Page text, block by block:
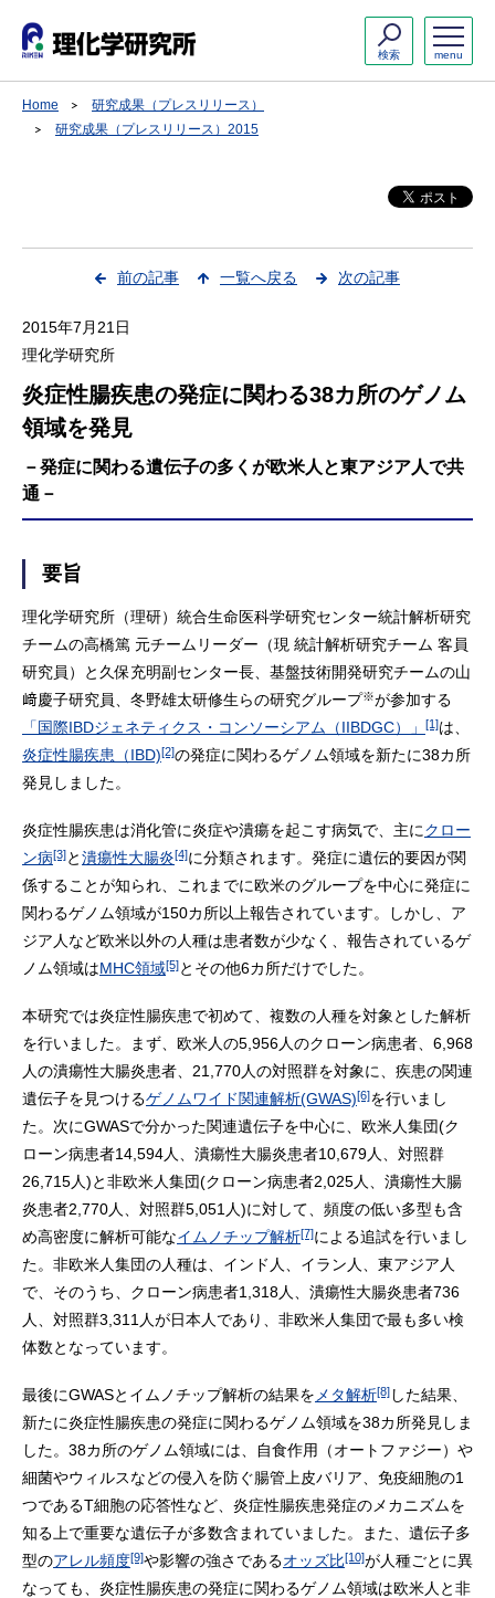
menu
検索
Home
研究成果（プレスリリース）
研究成果（プレスリリース）2015
前の記事 一覧へ戻る 次の記事
2015年7月21日
理化学研究所
炎症性腸疾患の発症に関わる38カ所のゲノム
領域を発見
－発症に関わる遺伝子の多くが欧米人と東アジア人で共
通－
要旨
理化学研究所（理研）統合生命医科学研究センター統計解析研究
チームの高橋篤 元チームリーダー（現 統計解析研究チーム 客員
研究員）と久保充明副センター長、基盤技術開発研究チームの山
﨑慶子研究員、冬野雄太研修生らの研究グループ※が参加する
「国際IBDジェネティクス・コンソーシアム（IIBDGC）」
[1]は、
炎症性腸疾患（IBD)[2]の発症に関わるゲノム領域を新たに38カ所
発見しました。
炎症性腸疾患は消化管に炎症や潰瘍を起こす病気で、主にクロー
ン病[3]と潰瘍性大腸炎[4]に分類されます。発症に遺伝的要因が関
係することが知られ、これまでに欧米のグループを中心に発症に
関わるゲノム領域が150カ所以上報告されています。しかし、ア
ジア人など欧米以外の人種は患者数が少なく、報告されているゲ
ノム領域はMHC領域[5]とその他6カ所だけでした。
本研究では炎症性腸疾患で初めて、複数の人種を対象とした解析
を行いました。まず、欧米人の5,956人のクローン病患者、6,968
人の潰瘍性大腸炎患者、21,770人の対照群を対象に、疾患の関連
遺伝子を見つけるゲノムワイド関連解析(GWAS)[6]を行いまし
た。次にGWASで分かった関連遺伝子を中心に、欧米人集団(ク
ローン病患者14,594人、潰瘍性大腸炎患者10,679人、対照群
26,715人)と非欧米人集団(クローン病患者2,025人、潰瘍性大腸
炎患者2,770人、対照群5,051人)に対して、頻度の低い多型も含
め高密度に解析可能なイムノチップ解析[7]による追試を行いまし
た。非欧米人集団の人種は、インド人、イラン人、東アジア人
で、そのうち、クローン病患者1,318人、潰瘍性大腸炎患者736
人、対照群3,311人が日本人であり、非欧米人集団で最も多い検
体数となっています。
最後にGWASとイムノチップ解析の結果を メタ解析[8] した結果、
新たに炎症性腸疾患の発症に関わるゲノム領域を38カ所発見しま
した。38カ所のゲノム領域には、自食作用（オートファジー）や
細菌やウィルスなどの侵入を防ぐ腸管上皮バリア、免疫細胞の1
つであるT細胞の応答性など、炎症性腸疾患発症のメカニズムを
知る上で重要な遺伝子が多数含まれていました。また、遺伝子多
型のアレル頻度[9]や影響の強さであるオッズ比[10]が人種ごとに異
なっても、炎症性腸疾患の発症に関わるゲノム領域は欧米人と非